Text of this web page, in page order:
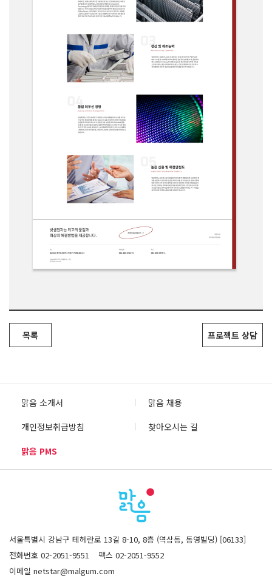
목록 프로젝트 상담
맑음 소개서
맑음 채용
개인정보취급방침
찾아오시는 길
맑음 PMS
서울특별시 강남구 테헤란로 13길 8-10, 8층 (역삼동, 동영빌딩) [06133]
전화번호 02-2051-9551
팩스 02-2051-9552
이메일 netstar@malgum.com